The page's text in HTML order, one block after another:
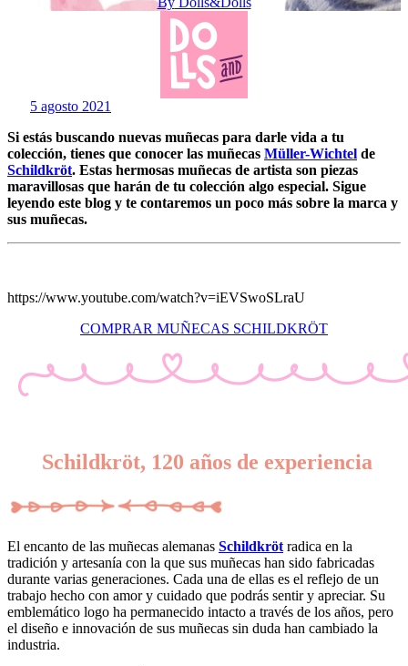
5 agosto 2021
Si estás buscando nuevas muñecas para darle vida a tu
colección, tienes que conocer las muñecas Müller-Wichtel de
Schildkröt. Estas hermosas muñecas de artista son piezas
maravillosas que harán de tu colección algo especial. Sigue
leyendo este blog y te contaremos un poco más sobre la marca y
sus muñecas.
https://www.youtube.com/watch?v=iEVSwoSLraU
COMPRAR MUÑECAS SCHILDKRÖT
Schildkröt, 120 años de experiencia
El encanto de las muñecas alemanas Schildkröt radica en la
tradición y artesanía con la que sus muñecas han sido fabricadas
durante varias generaciones. Cada una de ellas es el reflejo de un
trabajo hecho con amor y cuidado que podrás sentir y apreciar. Su
emblemático logo ha permanecido intacto a través de los años, pero
el diseño e innovación de sus muñecas sin duda han cambiado la
industria.